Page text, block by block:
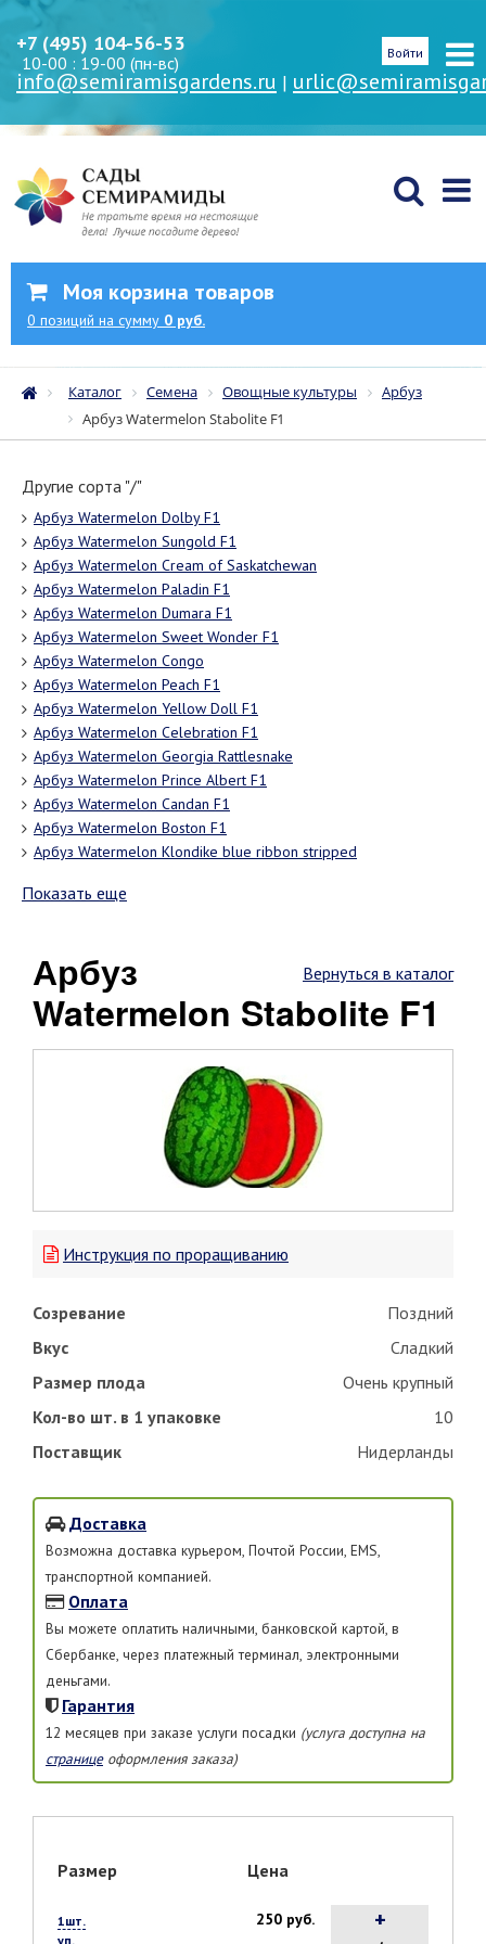
+7 (495) 104-56-53
10-00 : 19-00 (пн-вс)
info@semiramisgardens.ru |
Войти
Моя корзина товаров
0 позиций на сумму 0 руб.
Каталог Семена Овощные культуры
Арбуз
Арбуз Watermelon Stabolite F1
Другие сорта "/"
Арбуз Watermelon Dolby F1
Арбуз Watermelon Sungold F1
Арбуз Watermelon Cream of Saskatchewan
Арбуз Watermelon Paladin F1
Арбуз Watermelon Dumara F1
Арбуз Watermelon Sweet Wonder F1
Арбуз Watermelon Congo
Арбуз Watermelon Peach F1
Арбуз Watermelon Yellow Doll F1
Арбуз Watermelon Celebration F1
Арбуз Watermelon Georgia Rattlesnake
Арбуз Watermelon Prince Albert F1
Арбуз Watermelon Candan F1
Арбуз Watermelon Boston F1
Арбуз Watermelon Klondike blue ribbon stripped
Показать еще
Вернуться в каталог
Арбуз
Watermelon Stabolite F1
Инструкция по проращиванию
Созревание
Поздний
Вкус
Сладкий
Размер плода
Очень крупный
Кол-во шт. в 1 упаковке
10
Поставщик
Нидерланды
Доставка
Возможна доставка курьером, Почтой России, EMS,
транспортной компанией.
Оплата
Вы можете оплатить наличными, банковской картой, в
Сбербанке, через платежный терминал, электронными
деньгами.
Гарантия
12 месяцев при заказе услуги посадки (услуга доступна на
страницеоформления заказа)
Размер Цена
1шт.
уп.
250 руб. +